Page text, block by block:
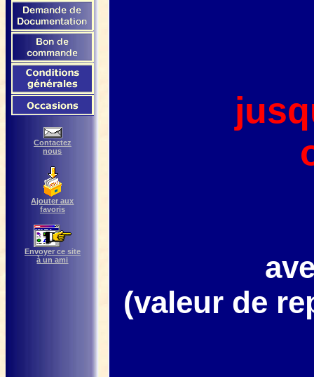
Contactez
nous
Ajouter aux
favoris
Envoyer ce site
à un ami
(valeur de